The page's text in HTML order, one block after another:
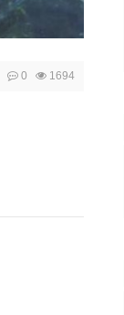
0 1694